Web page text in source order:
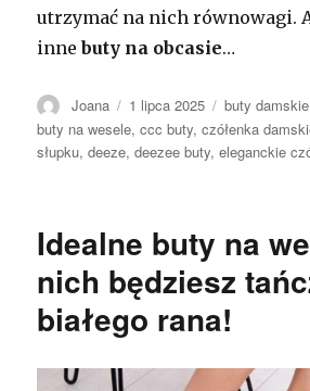
utrzymać na nich równowagi.
innebuty na obcasie…
Autor
Joana Opublikowano
1 lipca 2025 Kategorie
buty damskie
buty na wesele,ccc buty,czółenka
słupku,deeze,deezee buty,eleganckie
Idealne buty na
nich będziesz
białego rana!